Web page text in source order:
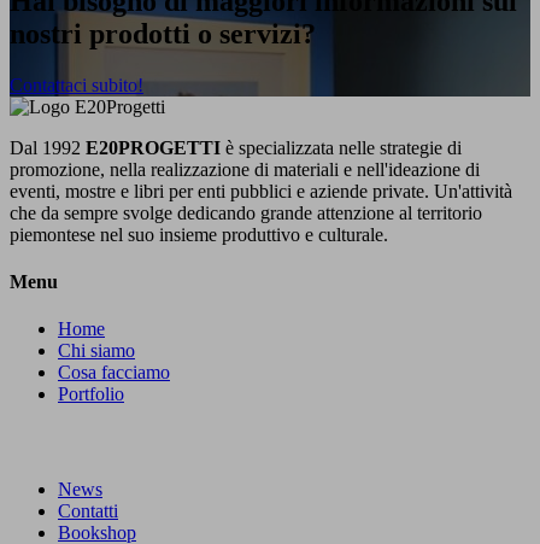
nostri prodotti o servizi?
Contattaci subito!
Dal 1992 E20PROGETTI è specializzata nelle strategie di
promozione, nella realizzazione di materiali e nell'ideazione di
eventi, mostre e libri per enti pubblici e aziende private. Un'attività
che da sempre svolge dedicando grande attenzione al territorio
piemontese nel suo insieme produttivo e culturale.
Menu
Home
Chi siamo
Cosa facciamo
Portfolio
News
Contatti
Bookshop